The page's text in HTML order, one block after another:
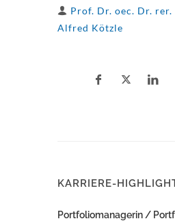
Prof. Dr. oec. Dr.
Alfred Kötzle
KARRIERE-
Portfoliomanagerin /